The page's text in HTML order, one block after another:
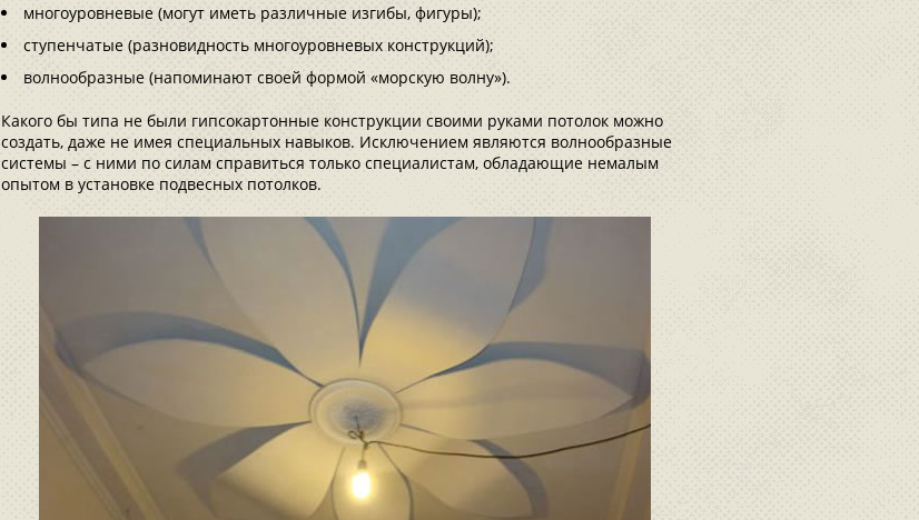
многоуровневые (могут иметь различные изгибы, фигуры);
ступенчатые (разновидность многоуровневых конструкций);
волнообразные (напоминают своей формой «морскую волну»).
Какого бы типа не были гипсокартонные конструкции своими руками потолок можно
создать, даже не имея специальных навыков. Исключением являются волнообразные
системы – с ними по силам справиться только специалистам, обладающие немалым
опытом в установке подвесных потолков.